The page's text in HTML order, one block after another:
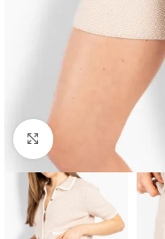
Klikk for å forstørre